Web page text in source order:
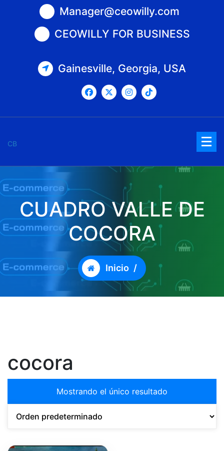
contenido
Manager@ceowilly.com
CEOWILLY FOR BUSINESS
Gainesville, Georgia, USA
CB
CUADRO VALLE DE
COCORA
Inicio /
cocora
Mostrando el único resultado